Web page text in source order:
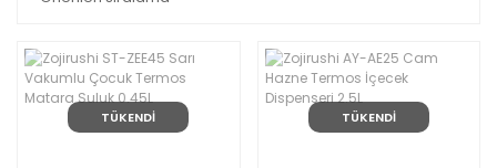
TÜKENDİ TÜKENDİ